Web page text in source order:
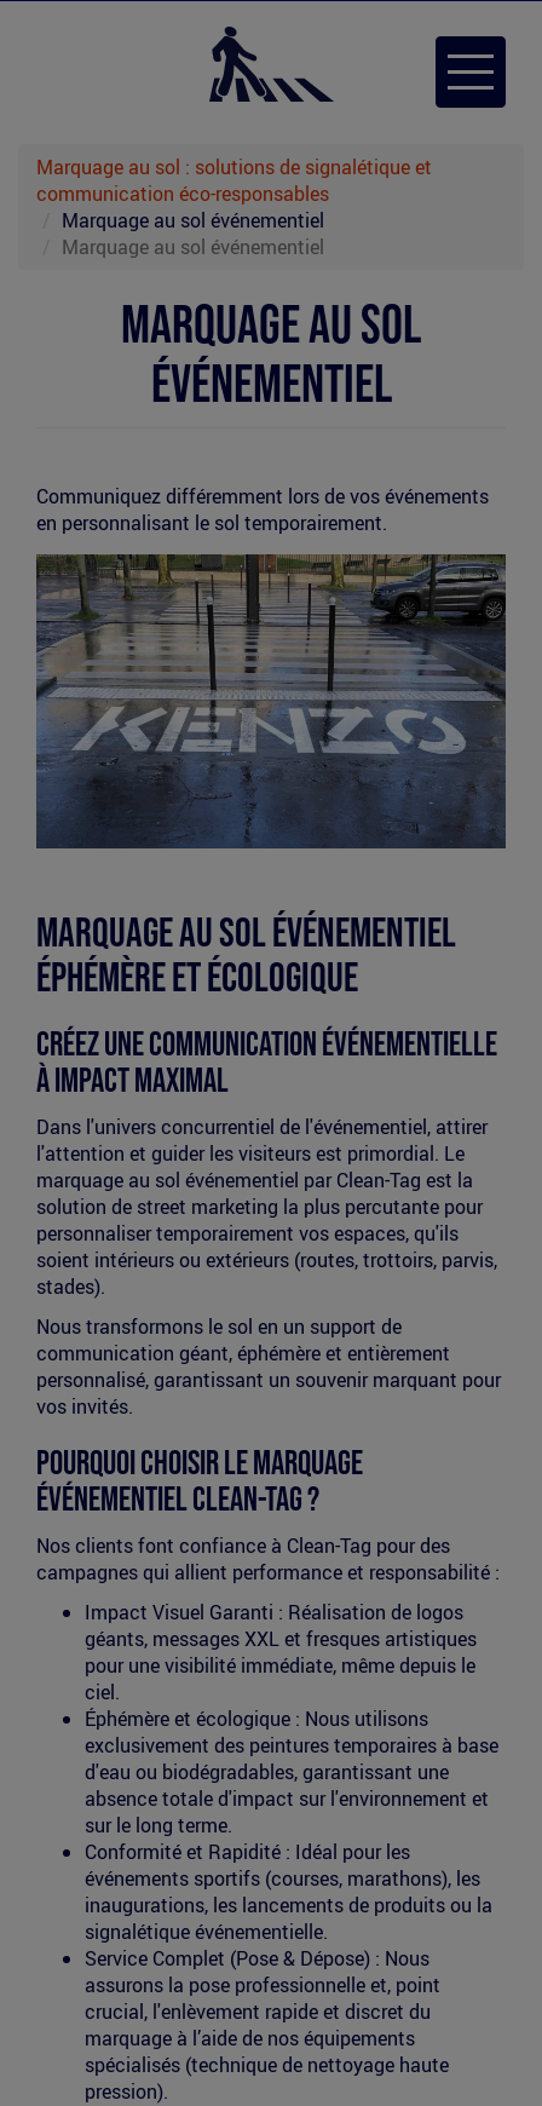
Toggle
Marquage au sol : solutions de signalétique et
communication éco-responsables
Marquage au sol événementiel
Marquage au sol événementiel
Marquage au sol
événementiel
Communiquez différemment lors de vos événements
en personnalisant le sol temporairement.
marquage-
sol-
kenzo-
3.jpg
Marquage au sol événementiel
éphémère et écologique
Créez une Communication Événementielle
à Impact Maximal
Dans l'univers concurrentiel de l'événementiel, attirer
l'attention et guider les visiteurs est primordial. Le
marquage au sol événementiel par Clean-Tag est la
solution de street marketing la plus percutante pour
personnaliser temporairement vos espaces, qu'ils
soient intérieurs ou extérieurs (routes, trottoirs, parvis,
stades).
Nous transformons le sol en un support de
communication géant, éphémère et entièrement
personnalisé, garantissant un souvenir marquant pour
vos invités.
Pourquoi choisir le Marquage
Événementiel Clean-Tag ?
Nos clients font confiance à Clean-Tag pour des
campagnes qui allient performance et responsabilité :
Impact Visuel Garanti : Réalisation de logos
géants, messages XXL et fresques artistiques
pour une visibilité immédiate, même depuis le
ciel.
Éphémère et écologique : Nous utilisons
exclusivement des peintures temporaires à base
d'eau ou biodégradables, garantissant une
absence totale d'impact sur l'environnement et
sur le long terme.
Conformité et Rapidité : Idéal pour les
événements sportifs (courses, marathons), les
inaugurations, les lancements de produits ou la
signalétique événementielle.
Service Complet (Pose & Dépose) : Nous
assurons la pose professionnelle et, point
crucial, l'enlèvement rapide et discret du
marquage à l’aide de nos équipements
spécialisés (technique de nettoyage haute
pression).